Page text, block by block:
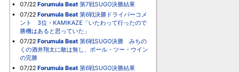
07/22 Forumula Beat 第7戦SUGO決勝結果
07/22 Forumula Beat 第6戦決勝ドライバーコメ
ント 3位・KAMIKAZE「いたわって行ったので
勝機はあると思っていた」
07/22 Forumula Beat 第6戦SUGO決勝 みちの
くの酒井翔太に敵は無し、ポール・ツー・ウイン
の完勝
07/22 Forumula Beat 第6戦SUGO決勝結果